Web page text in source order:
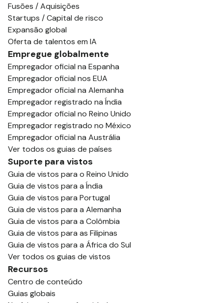
Fusões / Aquisições
Startups / Capital de risco
Expansão global
Oferta de talentos em IA
Empregue globalmente
Empregador oficial na Espanha
Empregador oficial nos EUA
Empregador oficial na Alemanha
Empregador registrado na Índia
Empregador oficial no Reino Unido
Empregador registrado no México
Empregador oficial na Austrália
Ver todos os guias de países
Suporte para vistos
Guia de vistos para o Reino Unido
Guia de vistos para a Índia
Guia de vistos para Portugal
Guia de vistos para a Alemanha
Guia de vistos para a Colômbia
Guia de vistos para as Filipinas
Guia de vistos para a África do Sul
Ver todos os guias de vistos
Recursos
Centro de conteúdo
Guias globais